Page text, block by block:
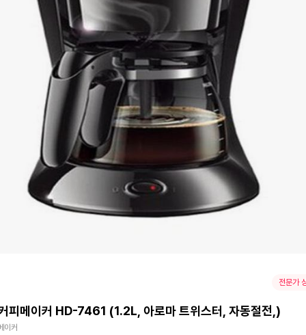
전문가
피메이커 HD-7461 (1.2L, 아로마 트위스터, 자동절전,)
이커